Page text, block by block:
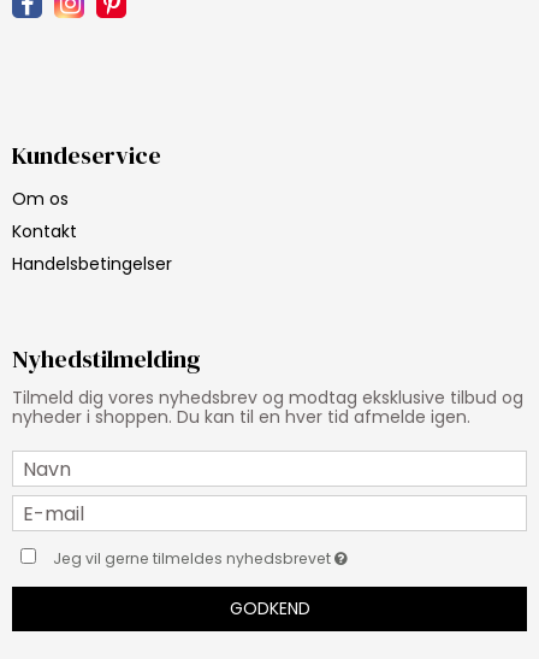
Kundeservice
Om os
Kontakt
Handelsbetingelser
Nyhedstilmelding
Tilmeld dig vores nyhedsbrev og modtag eksklusive tilbud og
nyheder i shoppen. Du kan til en hver tid afmelde igen.
Jeg vil gerne tilmeldes nyhedsbrevet
GODKEND